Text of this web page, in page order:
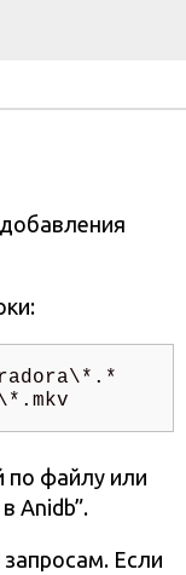
по файлу или
Anidb”.
Если